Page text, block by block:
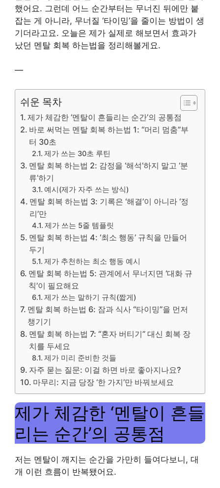
했어요. 그런데 어느 순간부터는 무너진 뒤에만 붙
잡는 게 아니라, 무너질 ‘타이밍’을 줄이는 방법이 생
기더라고요. 오늘은 제가 실제로 해보면서 효과가
났던 멘탈 회복 하는법을 정리해볼게요.
—
쉬운 목차
제가 체감한 ‘멘탈이 흔들리는 순간’의 공통점
바로 써먹는 멘탈 회복 하는법 1: “머리 멈춤”부
터 30초
제가 쓰는 30초 루틴
멘탈 회복 하는법 2: 감정을 ‘해석’하지 말고 ‘분
류’하기
예시(제가 자주 쓰는 방식)
멘탈 회복 하는법 3: 기록은 ‘해결’이 아니라 ‘정
리’만
제가 쓰는 5줄 템플릿
멘탈 회복 하는법 4: ‘최소 행동’ 규칙을 만들어
두기
제가 추천하는 최소 행동 예시
멘탈 회복 하는법 5: 관계에서 무너지면 ‘대화 규
칙’이 필요해요
제가 쓰는 말하기 규칙(짧게)
멘탈 회복 하는법 6: 잠과 식사 “타이밍”을 먼저
챙기기
멘탈 회복 하는법 7: “혼자 버티기” 대신 회복 장
치를 두세요
제가 미리 준비한 것들
자주 묻는 질문: 이걸 하면 바로 좋아지나요?
마무리: 지금 당장 ‘한 가지’만 바꿔보세요
제가 체감한 ‘멘탈이 흔들
리는 순간’의 공통점
저는 멘탈이 깨지는 순간을 가만히 들여다보니, 대
개 이런 흐름이 반복됐어요.